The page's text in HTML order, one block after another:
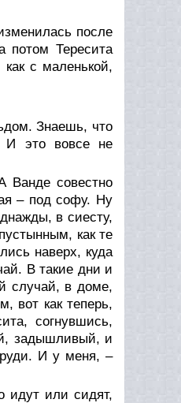
после
потом Тересита
с маленькой,
Знаешь, что
И это вовсе не
Ванде совестно
– под софу. Ну
в сиесту,
как те
наверх, куда
В такие дни и
случай, в доме,
вот как теперь,
согнувшись,
задышливый, и
И у меня, –
идут или сидят,